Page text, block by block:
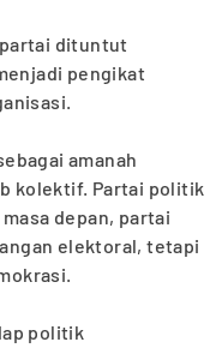
dituntut
pengikat
amanah
kolektif. Partai politik
depan, partai
elektoral, tetapi
politik